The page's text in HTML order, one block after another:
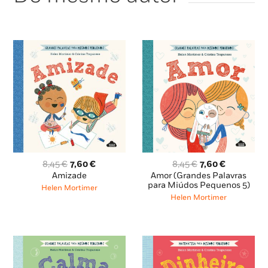
8,45€ O
preço
original
7,60€O
atual
Amizade
Helen Mortimer
8,45€ O
preço
original
era:
7,60€O
preço
atual
é:
Amor (Grandes Palavras
para Miúdos Pequenos 5)
Helen Mortimer